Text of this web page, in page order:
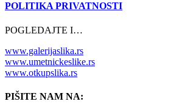
POLITIKA PRIVATNOSTI
POGLEDAJTE I…
www.galerijaslika.rs
www.umetnickeslike.rs
www.otkupslika.rs
PIŠITE NAM NA: